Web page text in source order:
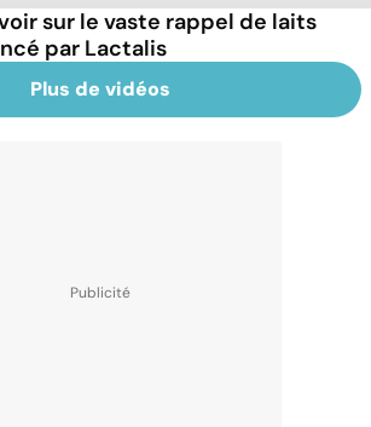
sur le vaste rappel de laits
par Lactalis
Plus de vidéos